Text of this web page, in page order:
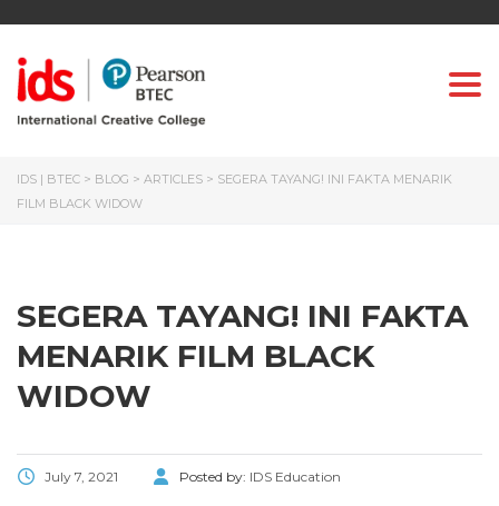
IDS | BTEC > BLOG > ARTICLES > SEGERA TAYANG! INI FAKTA MENARIK
FILM BLACK WIDOW
SEGERA TAYANG! INI FAKTA
MENARIK FILM BLACK
WIDOW
July 7, 2021 Posted by: IDS Education